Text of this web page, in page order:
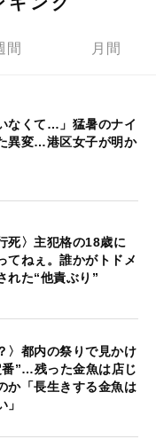
間 月間
なくて…」猛暑のナイ
異変…港区女子が明か
死〉主犯格の18歳に
てねぇ。誰かがトドメ
れた“他責ぶり”
〉都内の祭りで見かけ
”…残った金魚は店じ
か「長生きする金魚は